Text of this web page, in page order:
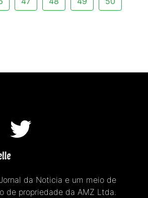
da Noticia e um meio de
de propriedade da AMZ Ltda.